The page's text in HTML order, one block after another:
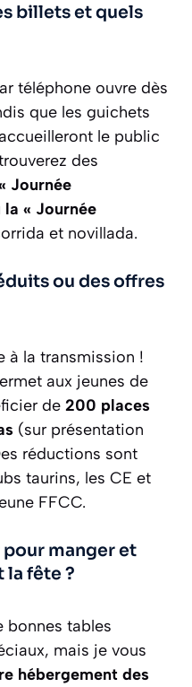
billets et quels
téléphone ouvre dès
que les guichets
le public
des
Journée
« Journée
et novillada.
ou des offres
à la transmission !
aux jeunes de
de 200 places
(sur présentation
réductions sont
taurins, les CE et
FFCC.
pour manger et
la fête ?
bonnes tables
mais je vous
hébergement des